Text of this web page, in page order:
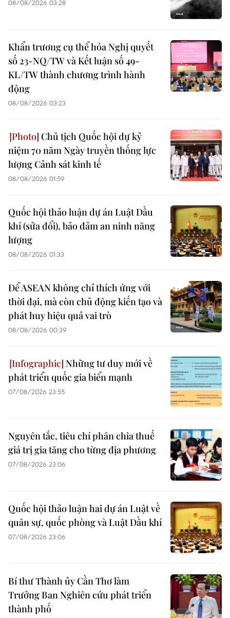
08/08/2026 03:28
Khẩn trương cụ thể hóa Nghị quyết
số 23-NQ/TW và Kết luận số 49-
KL/TW thành chương trình hành
động
08/08/2026 03:23
Chủ tịch Quốc hội dự kỷ
niệm 70 năm Ngày truyền thống lực
lượng Cảnh sát kinh tế
08/08/2026 01:59
Quốc hội thảo luận dự án Luật Dầu
khí (sửa đổi), bảo đảm an ninh năng
lượng
08/08/2026 01:33
Để ASEAN không chỉ thích ứng với
thời đại, mà còn chủ động kiến tạo và
phát huy hiệu quả vai trò
08/08/2026 00:39
Những tư duy mới về
phát triển quốc gia biển mạnh
07/08/2026 23:55
Nguyên tắc, tiêu chí phân chia thuế
giá trị gia tăng cho từng địa phương
07/08/2026 23:06
Quốc hội thảo luận hai dự án Luật về
quân sự, quốc phòng và Luật Dầu khí
07/08/2026 23:06
Bí thư Thành ủy Cần Thơ làm
Trưởng Ban Nghiên cứu phát triển
thành phố